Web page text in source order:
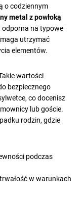
o codziennym
metal z powłoką
odporna na typowe
utrzymać
elementów.
wartości
bezpiecznego
co docenisz
lub goście.
rodzin, gdzie
podczas
w warunkach